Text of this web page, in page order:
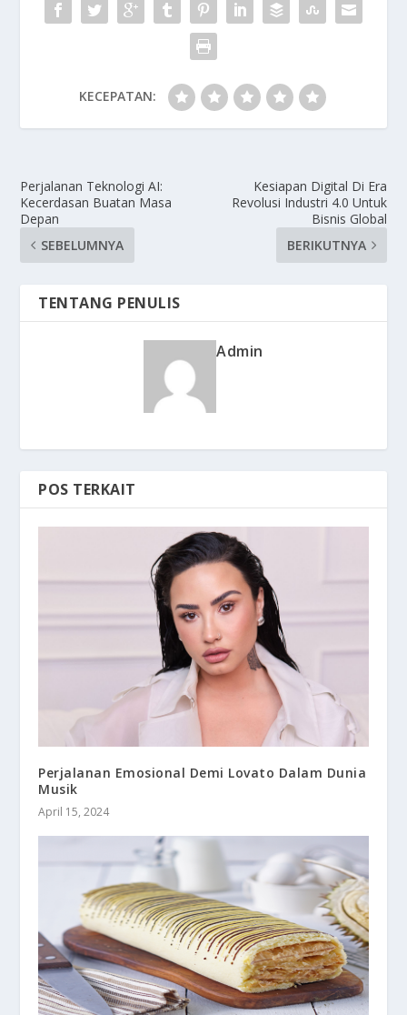
KECEPATAN:
Perjalanan Teknologi AI:
Kecerdasan Buatan Masa
Depan
SEBELUMNYA
Kesiapan Digital Di Era
Revolusi Industri 4.0 Untuk
Bisnis Global
BERIKUTNYA
TENTANG PENULIS
Admin
POS TERKAIT
Perjalanan Emosional Demi Lovato Dalam Dunia
Musik
April 15, 2024